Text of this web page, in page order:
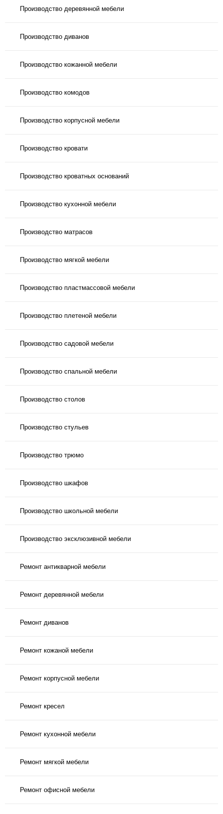
Производство деревянной мебели
Производство диванов
Производство кожанной мебели
Производство комодов
Производство корпусной мебели
Производство кровати
Производство кроватных оснований
Производство кухонной мебели
Производство матрасов
Производство мягкой мебели
Производство пластмассовой мебели
Производство плетеной мебели
Производство садовой мебели
Производство спальной мебели
Производство столов
Производство стульев
Производство трюмо
Производство шкафов
Производство школьной мебели
Производство эксклюзивной мебели
Ремонт антикварной мебели
Ремонт деревянной мебели
Ремонт диванов
Ремонт кожаной мебели
Ремонт корпусной мебели
Ремонт кресел
Ремонт кухонной мебели
Ремонт мягкой мебели
Ремонт офисной мебели